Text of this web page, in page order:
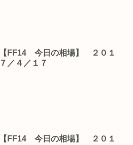
【FF14 今日の相場】 ２０１
７／４／１７
【FF14 今日の相場】 ２０１